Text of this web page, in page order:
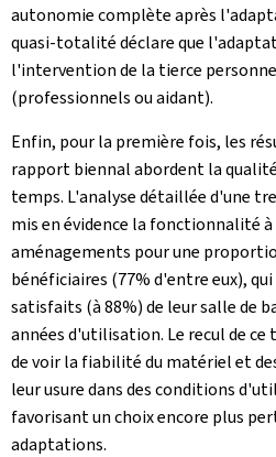
autonomie complète après
quasi-totalité déclare que
l'intervention de la tierce
(professionnels ou aidant).
Enfin, pour la première fois, les
rapport biennal abordent la
temps. L'analyse détaillée d'une
mis en évidence la fonctionnalité
aménagements pour une
bénéficiaires (77% d'entre eux),
satisfaits (à 88%) de leur salle de
années d'utilisation. Le recul de ce
de voir la fiabilité du matériel et
leur usure dans des conditions
favorisant un choix encore plus
adaptations.